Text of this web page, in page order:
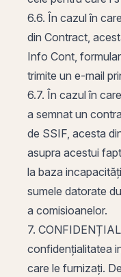
6.6. În cazul în
din Contract,
Info Cont,
trimite un e-mail
6.7. În cazul în
a semnat un
de SSIF, acesta
asupra acestui
la baza
sumele datorate
a comisioanelor.
7.
confidențialitatea
care le furnizați.